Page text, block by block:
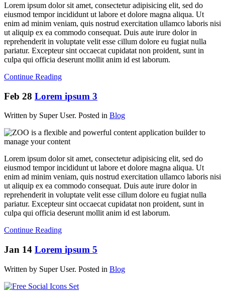
Lorem ipsum dolor sit amet, consectetur adipisicing elit, sed do
eiusmod tempor incididunt ut labore et dolore magna aliqua. Ut
enim ad minim veniam, quis nostrud exercitation ullamco laboris nisi
ut aliquip ex ea commodo consequat. Duis aute irure dolor in
reprehenderit in voluptate velit esse cillum dolore eu fugiat nulla
pariatur. Excepteur sint occaecat cupidatat non proident, sunt in
culpa qui officia deserunt mollit anim id est laborum.
Continue Reading
Feb 28 Lorem ipsum 3
Written by Super User. Posted in Blog
Lorem ipsum dolor sit amet, consectetur adipisicing elit, sed do
eiusmod tempor incididunt ut labore et dolore magna aliqua. Ut
enim ad minim veniam, quis nostrud exercitation ullamco laboris nisi
ut aliquip ex ea commodo consequat. Duis aute irure dolor in
reprehenderit in voluptate velit esse cillum dolore eu fugiat nulla
pariatur. Excepteur sint occaecat cupidatat non proident, sunt in
culpa qui officia deserunt mollit anim id est laborum.
Continue Reading
Jan 14 Lorem ipsum 5
Written by Super User. Posted in Blog